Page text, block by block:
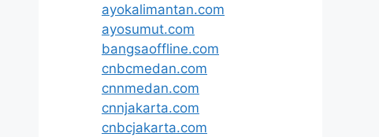
ayokalimantan.com
ayosumut.com
bangsaoffline.com
cnbcmedan.com
cnnmedan.com
cnnjakarta.com
cnbcjakarta.com